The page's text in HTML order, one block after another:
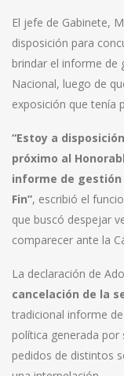
El jefe de Gabinete,
disposición para
brindar el informe de
Nacional, luego de
exposición que tenía
“Estoy a
próximo al
informe de gestión
Fin”, escribió el
que buscó despejar
comparecer ante la
La declaración de
cancelación de la
tradicional informe
política generada
pedidos de distintos